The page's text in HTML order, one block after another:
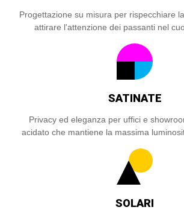
Progettazione su misura per rispecchiare
attirare l'attenzione dei passanti nel
SATINATE
Privacy ed eleganza per uffici e
acidato che mantiene la massima
SOLARI